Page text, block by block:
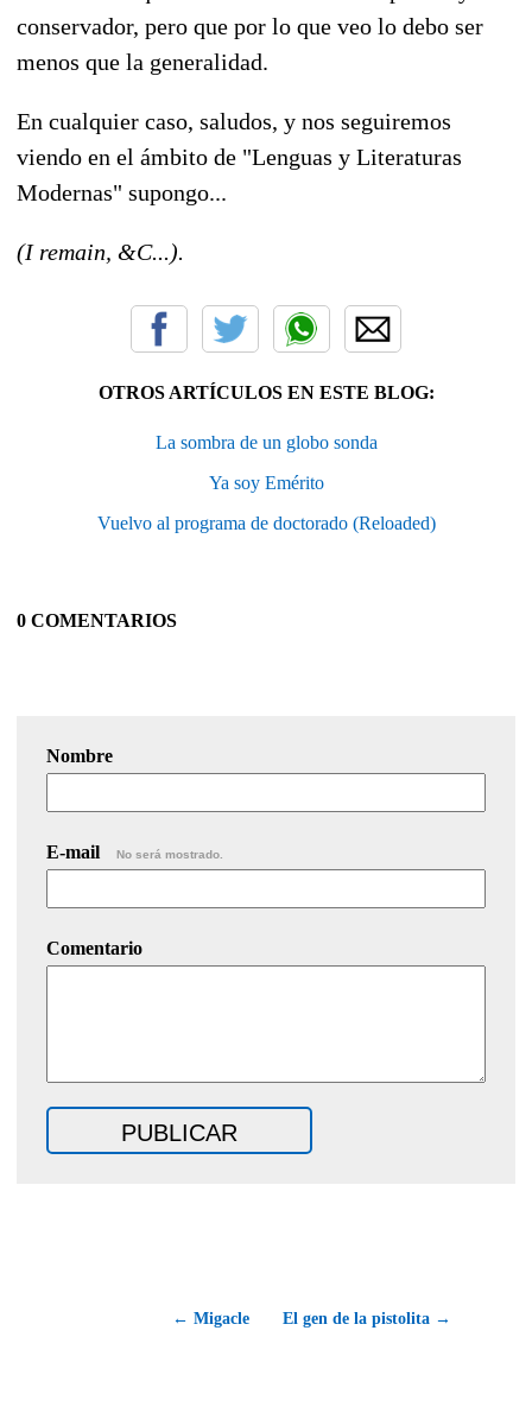
conservador, pero que por lo que veo lo debo ser
menos que la generalidad.
En cualquier caso, saludos, y nos seguiremos
viendo en el ámbito de "Lenguas y Literaturas
Modernas" supongo...
(I remain, &C...).
OTROS ARTÍCULOS EN ESTE BLOG:
La sombra de un globo sonda
Ya soy Emérito
Vuelvo al programa de doctorado (Reloaded)
0 COMENTARIOS
Nombre
E-mail No será mostrado.
Comentario
← Migacle El gen de la pistolita →